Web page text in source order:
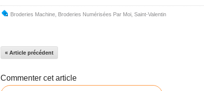
Broderies Machine Broderies Numérisées Par Moi Saint-Valentin
« Article précédent
Commenter cet article